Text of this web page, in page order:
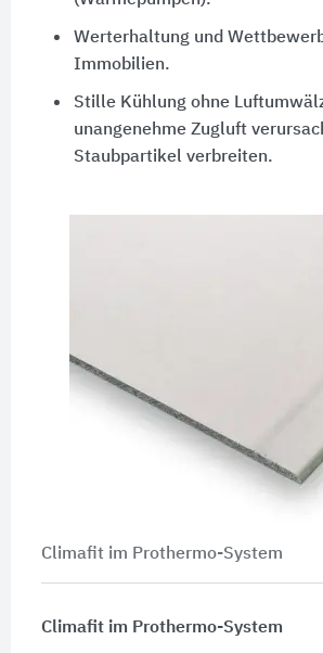
Werterhaltung und
Immobilien.
Stille Kühlung ohne
unangenehme Zugluft
Staubpartikel verbreiten.
Climafit im Prothermo-System
Climafit im Prothermo-System